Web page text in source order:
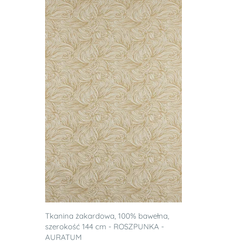
Tkanina żakardowa, 100% bawełna,
szerokość 144 cm - ROSZPUNKA -
AURATUM